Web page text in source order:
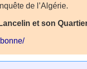
de l’Algérie.
et son